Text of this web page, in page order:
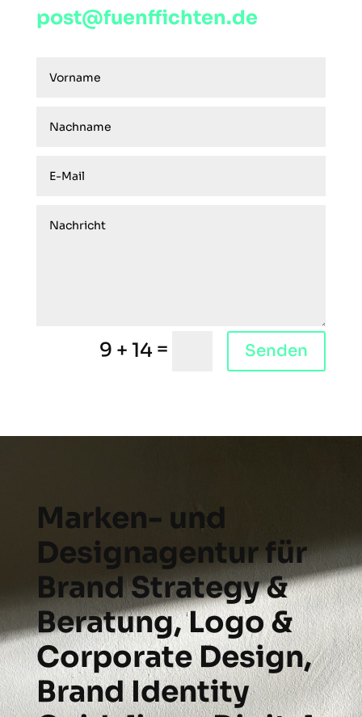
post@fuenffichten.de
9 + 14 = Senden
Alternative:
Marken- und
Designagentur für
Brand Strategy &
Beratung, Logo &
Corporate Design,
Brand Identity